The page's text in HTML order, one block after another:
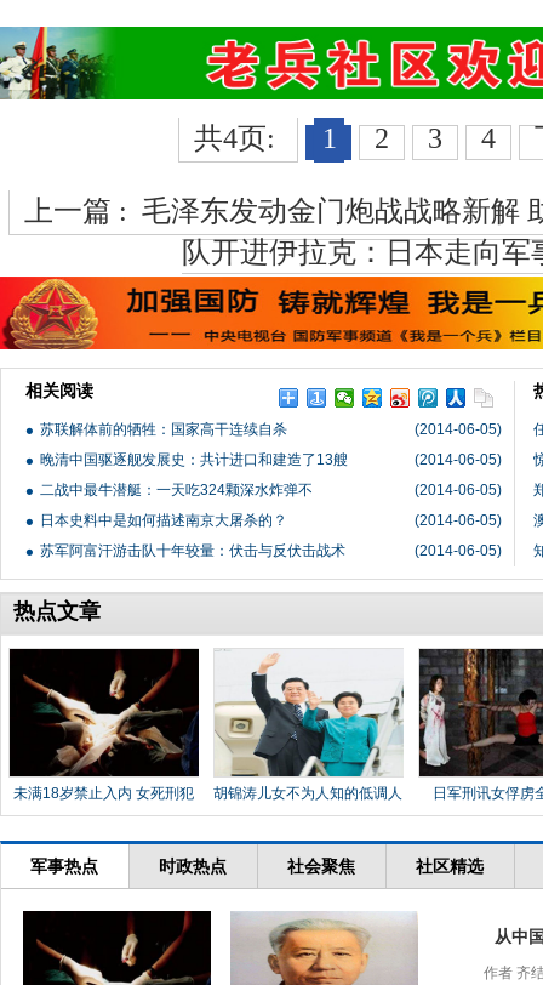
共4页: 1 2 3 4
上一篇 : 毛泽东发动金门炮战战略新解
队开进伊拉克：日本走向军
相关阅读
(2014-06-05)
苏联解体前的牺牲：国家高干连续自杀
(2014-06-05)
晚清中国驱逐舰发展史：共计进口和建造了13艘
(2014-06-05)
二战中最牛潜艇：一天吃324颗深水炸弹不
(2014-06-05)
日本史料中是如何描述南京大屠杀的？
(2014-06-05)
苏军阿富汗游击队十年较量：伏击与反伏击战术
热点文章
未满18岁禁止入内 女死刑犯 胡锦涛儿女不为人知的低调人 日军刑讯女俘虏